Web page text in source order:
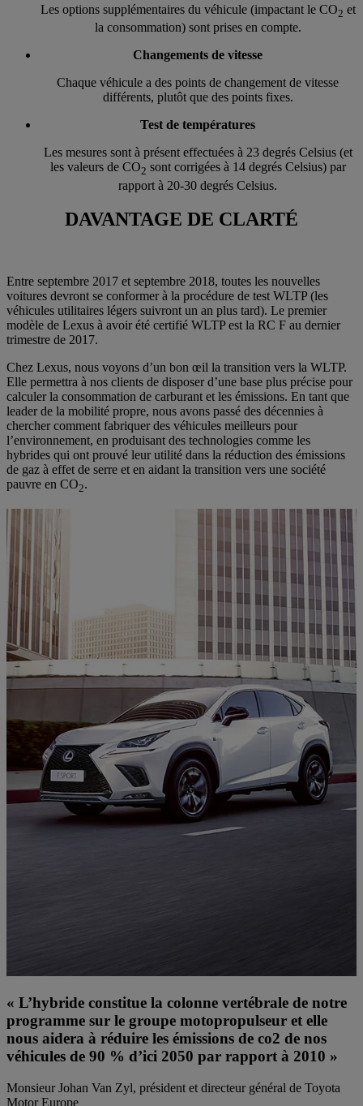
Les options supplémentaires du véhicule (impactant le CO2 et
la consommation) sont prises en compte.
Changements de vitesse
Chaque véhicule a des points de changement de vitesse
différents, plutôt que des points fixes.
Test de températures
Les mesures sont à présent effectuées à 23 degrés Celsius (et
les valeurs de CO2 sont corrigées à 14 degrés Celsius) par
rapport à 20-30 degrés Celsius.
DAVANTAGE DE CLARTÉ
Entre septembre 2017 et septembre 2018, toutes les nouvelles
voitures devront se conformer à la procédure de test WLTP (les
véhicules utilitaires légers suivront un an plus tard). Le premier
modèle de Lexus à avoir été certifié WLTP est la RC F au dernier
trimestre de 2017.
Chez Lexus, nous voyons d’un bon œil la transition vers la WLTP.
Elle permettra à nos clients de disposer d’une base plus précise pour
calculer la consommation de carburant et les émissions. En tant que
leader de la mobilité propre, nous avons passé des décennies à
chercher comment fabriquer des véhicules meilleurs pour
l’environnement, en produisant des technologies comme les
hybrides qui ont prouvé leur utilité dans la réduction des émissions
de gaz à effet de serre et en aidant la transition vers une société
pauvre en CO2.
« L’hybride constitue la colonne vertébrale de notre
programme sur le groupe motopropulseur et elle
nous aidera à réduire les émissions de co2 de nos
véhicules de 90 % d’ici 2050 par rapport à 2010 »
Monsieur Johan Van Zyl, président et directeur général de Toyota
Motor Europe